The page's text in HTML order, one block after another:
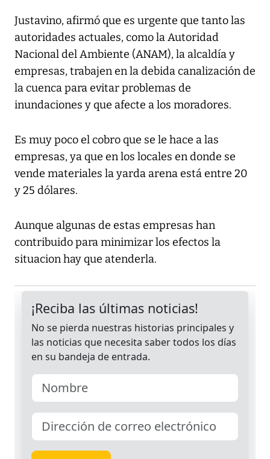
Justavino, afirmó que es urgente que tanto las
autoridades actuales, como la Autoridad
Nacional del Ambiente (ANAM), la alcaldía y
empresas, trabajen en la debida canalización de
la cuenca para evitar problemas de
inundaciones y que afecte a los moradores.
Es muy poco el cobro que se le hace a las
empresas, ya que en los locales en donde se
vende materiales la yarda arena está entre 20
y 25 dólares.
Aunque algunas de estas empresas han
contribuido para minimizar los efectos la
situacion hay que atenderla.